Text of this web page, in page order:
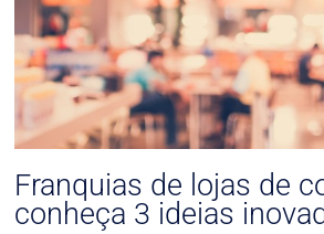
Franquias de lojas de
conheça 3 ideias